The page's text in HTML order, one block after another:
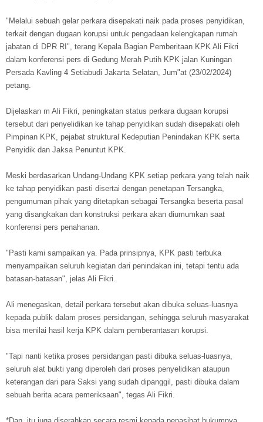
"Melalui sebuah gelar perkara disepakati naik pada proses penyidikan,
terkait dengan dugaan korupsi untuk pengadaan kelengkapan rumah
jabatan di DPR RI", terang Kepala Bagian Pemberitaan KPK Ali Fikri
dalam konferensi pers di Gedung Merah Putih KPK jalan Kuningan
Persada Kavling 4 Setiabudi Jakarta Selatan, Jum"at (23/02/2024)
petang.
Dijelaskan m Ali Fikri, peningkatan status perkara dugaan korupsi
tersebut dari penyelidikan ke tahap penyidikan sudah disepakati oleh
Pimpinan KPK, pejabat struktural Kedeputian Penindakan KPK serta
Penyidik dan Jaksa Penuntut KPK.
Meski berdasarkan Undang-Undang KPK setiap perkara yang telah naik
ke tahap penyidikan pasti disertai dengan penetapan Tersangka,
pengumuman pihak yang ditetapkan sebagai Tersangka beserta pasal
yang disangkakan dan konstruksi perkara akan diumumkan saat
konferensi pers penahanan.
"Pasti kami sampaikan ya. Pada prinsipnya, KPK pasti terbuka
menyampaikan seluruh kegiatan dari penindakan ini, tetapi tentu ada
batasan-batasan", jelas Ali Fikri.
Ali menegaskan, detail perkara tersebut akan dibuka seluas-luasnya
kepada publik dalam proses persidangan, sehingga seluruh masyarakat
bisa menilai hasil kerja KPK dalam pemberantasan korupsi.
"Tapi nanti ketika proses persidangan pasti dibuka seluas-luasnya,
seluruh alat bukti yang diperoleh dari proses penyelidikan ataupun
keterangan dari para Saksi yang sudah dipanggil, pasti dibuka dalam
sebuah berita acara pemeriksaan", tegas Ali Fikri.